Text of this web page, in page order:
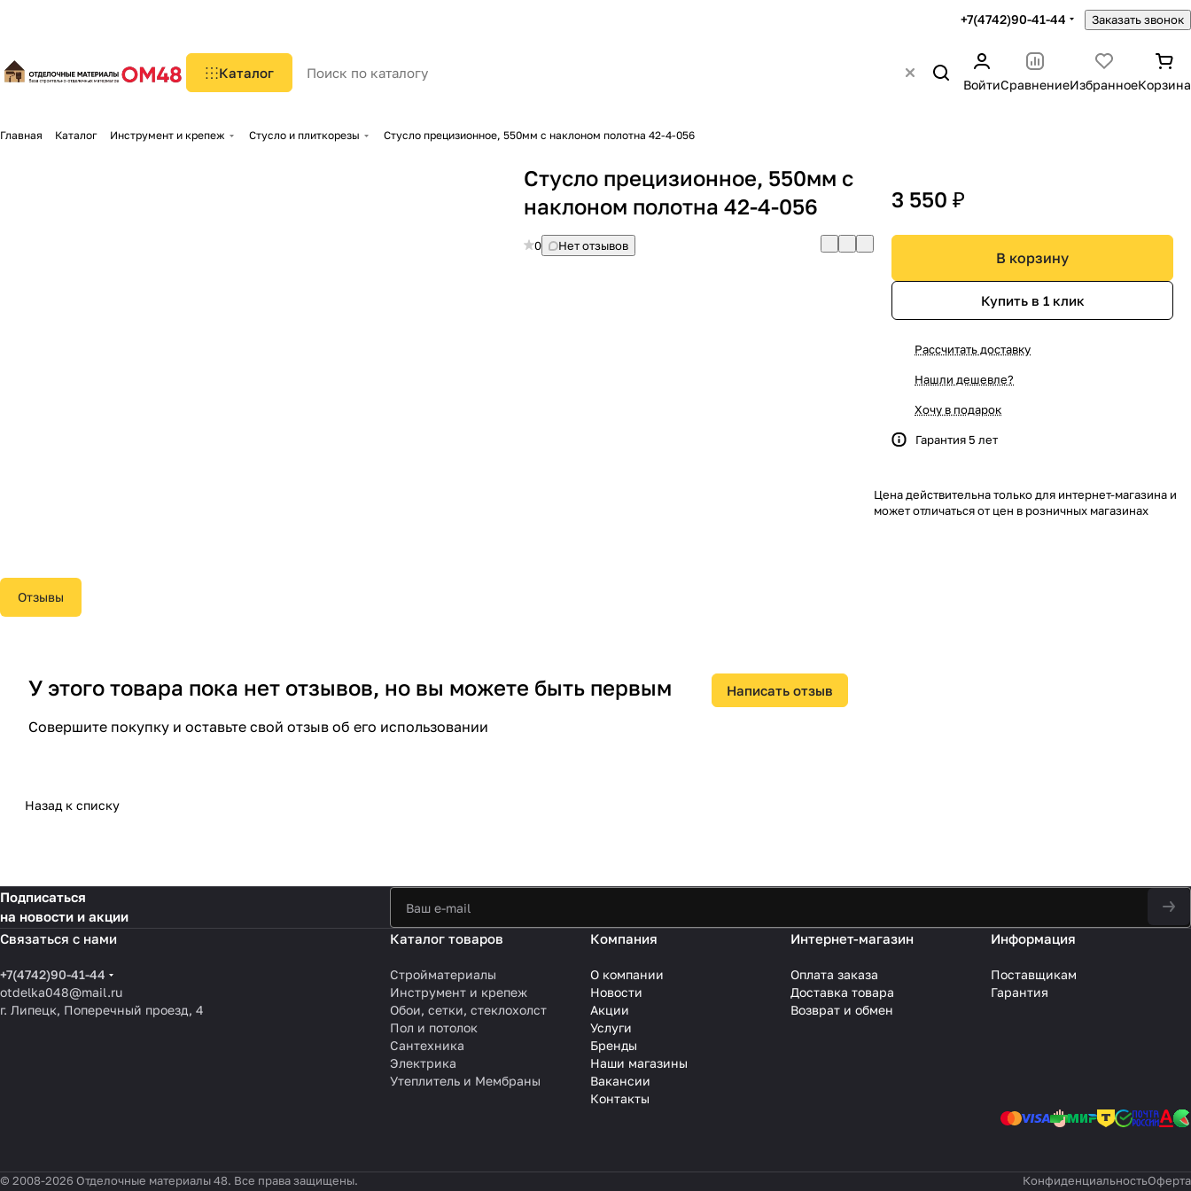
+7(4742)90-41-44 Заказать звонок
Каталог
ВойтиСравнениеИзбранноеКорзина
Главная Каталог Инструмент и крепеж Стусло и плиткорезы Стусло прецизионное, 550мм с наклоном полотна 42-4-056
Стусло прецизионное, 550мм с
наклоном полотна 42-4-056
0 Нет отзывов
3 550 ₽
В корзину
Купить в 1 клик
Рассчитать доставку
Нашли дешевле?
Хочу в подарок
Гарантия 5 лет
Цена действительна только для интернет-магазина и
может отличаться от цен в розничных магазинах
Отзывы
У этого товара пока нет отзывов, но вы можете быть первым
Совершите покупку и оставьте свой отзыв об его использовании
Написать отзыв
Назад к списку
Подписаться
на новости и акции
Связаться с нами
+7(4742)90-41-44
otdelka048@mail.ru
г. Липецк, Поперечный проезд, 4
Каталог товаров
Стройматериалы
Инструмент и крепеж
Обои, сетки, стеклохолст
Пол и потолок
Сантехника
Электрика
Утеплитель и Мембраны
Компания
О компании
Новости
Акции
Услуги
Бренды
Наши магазины
Вакансии
Контакты
Интернет-магазин
Оплата заказа
Доставка товара
Возврат и обмен
Информация
Поставщикам
Гарантия
© 2008-2026 Отделочные материалы 48. Все права защищены. КонфиденциальностьОферта